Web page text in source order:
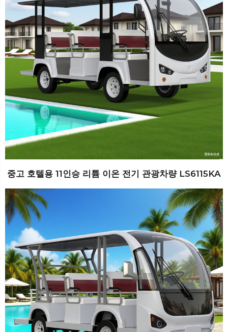
중고 호텔용 11인승 리튬 이온 전기 관광차량 LS6115KA